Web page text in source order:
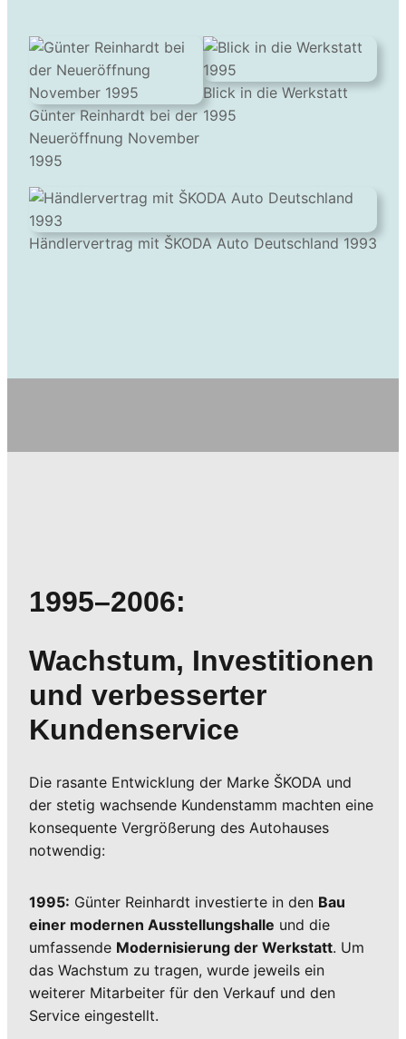
Günter Reinhardt bei der
Neueröffnung November
1995
Blick in die Werkstatt
1995
Händlervertrag mit ŠKODA Auto Deutschland 1993
1995–2006:
Wachstum, Investitionen
und verbesserter
Kundenservice
Die rasante Entwicklung der Marke ŠKODA und
der stetig wachsende Kundenstamm machten eine
konsequente Vergrößerung des Autohauses
notwendig:
1995: Günter Reinhardt investierte in den Bau
einer modernen Ausstellungshalle und die
umfassende Modernisierung der Werkstatt. Um
das Wachstum zu tragen, wurde jeweils ein
weiterer Mitarbeiter für den Verkauf und den
Service eingestellt.